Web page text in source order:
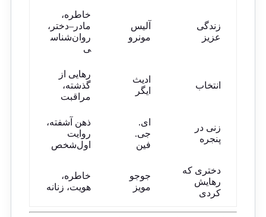
زندگی
عزیز
آلیس
مونرو
خاطره،
مادر–دختر،
روان‌شناس
ی
انتخاب
ادیث
ایگر
رهایی از
گذشته،
مراقبت
زنی در
پنجره
ای.
جی.
فین
ذهن آشفته،
روایت
اول‌شخص
دختری که
رهایش
کردی
جوجو
مویز
خاطره،
هویت، زنانه